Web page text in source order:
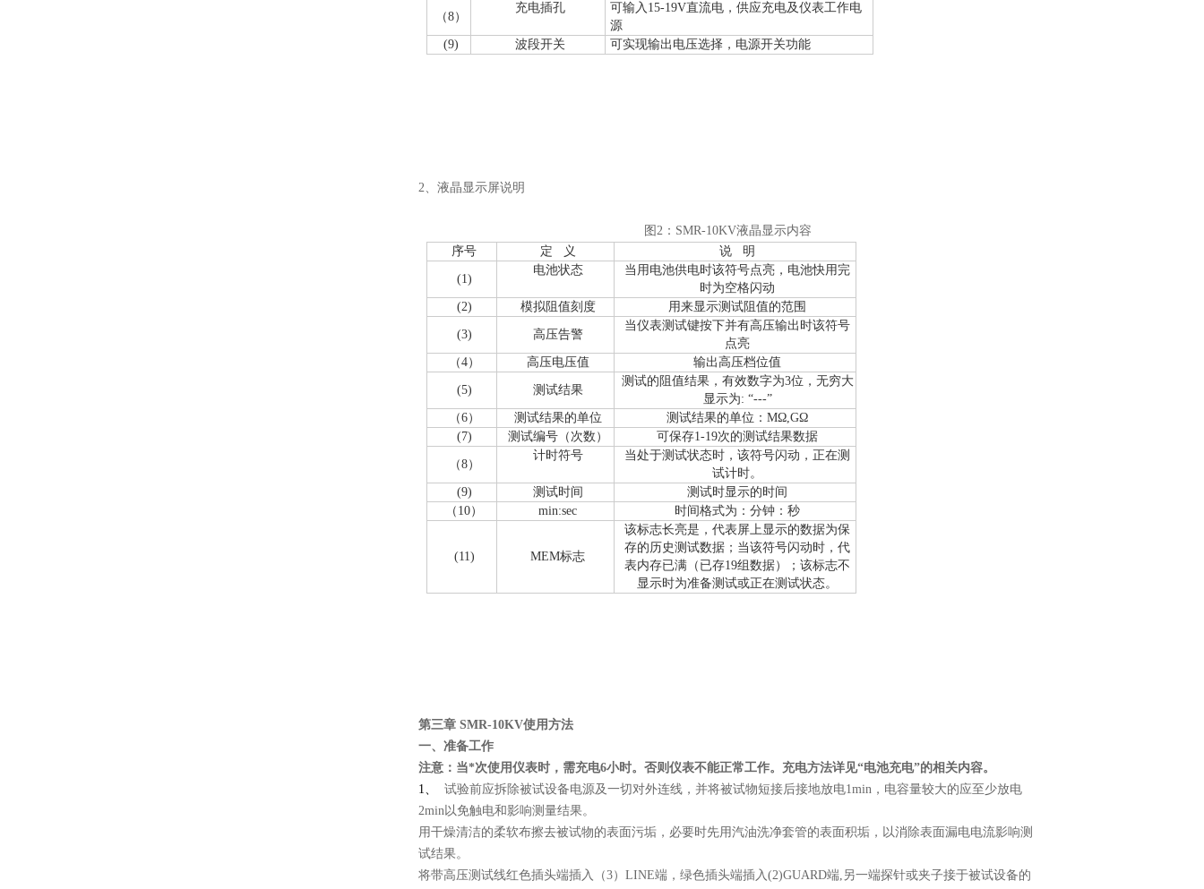
（8）
充电插孔
可输入15-19V直流电，供应充电及仪表工作电
源
(9)
波段开关 可实现输出电压选择，电源开关功能
2、液晶显示屏说明
图2：SMR-10KV液晶显示内容
序号
定 义 说 明
(1)
电池状态
当用电池供电时该符号点亮，电池快用完
时为空格闪动
(2)
模拟阻值刻度 用来显示测试阻值的范围
(3) 高压告警
当仪表测试键按下并有高压输出时该符号
点亮
（4）
高压电压值 输出高压档位值
(5) 测试结果
测试的阻值结果，有效数字为3位，无穷大
显示为: “---”
（6）
测试结果的单位
测试结果的单位：MΩ,GΩ
(7)
测试编号（次数） 可保存1-19次的测试结果数据
（8）
计时符号
当处于测试状态时，该符号闪动，正在测
试计时。
(9)
测试时间
测试时显示的时间
（10）
min:sec 时间格式为：分钟：秒
(11) MEM标志
该标志长亮是，代表屏上显示的数据为保
存的历史测试数据；当该符号闪动时，代
表内存已满（已存19组数据）；该标志不
显示时为准备测试或正在测试状态。
第三章 SMR-10KV使用方法
一、准备工作
注意：当*次使用仪表时，需充电6小时。否则仪表不能正常工作。充电方法详见“电池充电”的相关内容。
1、
试验前应拆除被试设备电源及一切对外连线，并将被试物短接后接地放电1min，电容量较大的应至少放电
2min以免触电和影响测量结果。
用干燥清洁的柔软布擦去被试物的表面污垢，必要时先用汽油洗净套管的表面积垢，以消除表面漏电电流影响测
试结果。
将带高压测试线红色插头端插入（3）LINE端，绿色插头端插入(2)GUARD端,另一端探针或夹子接于被试设备的